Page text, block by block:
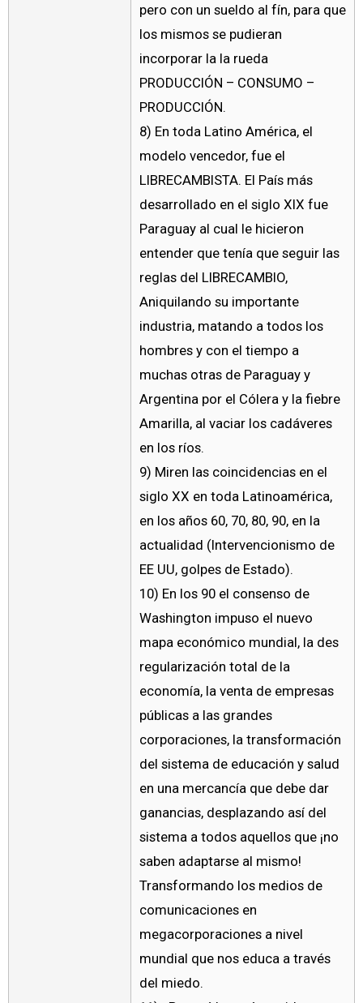
pero con un sueldo al fín, para que
los mismos se pudieran
incorporar la la rueda
PRODUCCIÓN – CONSUMO –
PRODUCCIÓN.
8) En toda Latino América, el
modelo vencedor, fue el
LIBRECAMBISTA. El País más
desarrollado en el siglo XIX fue
Paraguay al cual le hicieron
entender que tenía que seguir las
reglas del LIBRECAMBIO,
Aniquilando su importante
industria, matando a todos los
hombres y con el tiempo a
muchas otras de Paraguay y
Argentina por el Cólera y la fiebre
Amarilla, al vaciar los cadáveres
en los ríos.
9) Miren las coincidencias en el
siglo XX en toda Latinoamérica,
en los años 60, 70, 80, 90, en la
actualidad (Intervencionismo de
EE UU, golpes de Estado).
10) En los 90 el consenso de
Washington impuso el nuevo
mapa económico mundial, la des
regularización total de la
economía, la venta de empresas
públicas a las grandes
corporaciones, la transformación
del sistema de educación y salud
en una mercancía que debe dar
ganancias, desplazando así del
sistema a todos aquellos que ¡no
saben adaptarse al mismo!
Transformando los medios de
comunicaciones en
megacorporaciones a nivel
mundial que nos educa a través
del miedo.